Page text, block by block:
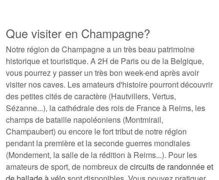
Que visiter en Champagne?
Notre région de Champagne a un très beau patrimoine
historique et touristique. A 2H de Paris ou de la Belgique,
vous pourrez y passer un très bon week-end après avoir
visiter nos caves. Les amateurs d'histoire pourront découvrir
des petites cités de caractère (Hautvillers, Vertus,
Sézanne...), la cathédrale des rois de France à Reims, les
champs de bataille napoléoniens (Montmirail,
Champaubert) ou encore le fort tribut de notre région
pendant la première et la seconde guerres mondiales
(Mondement, la salle de la rédition à Reims...). Pour les
amateurs de sport, de nombreux decircuits de randonnée et